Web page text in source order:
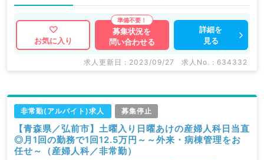
お気に入り
募集状況を
問い合わせる
詳細を
見る
求人更新日 : 2023/09/27 求人No. : 634332
非常勤(アルバイト)求人 募集停止
【青森県／弘前市】土曜入り日曜あけの産婦人科日当直
◎月1回の勤務で1回12.5万円～～外来・病棟管理をお
任せ～（産婦人科／非常勤）